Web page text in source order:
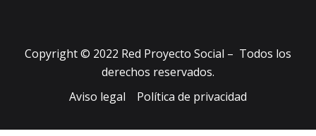
Copyright © 2022 Red Proyecto Social – Todos los
derechos reservados.
Aviso legal
Política de privacidad